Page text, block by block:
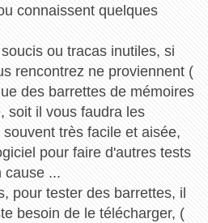
connaissent quelques
ou tracas inutiles, si
rencontrez ne proviennent (
des barrettes de mémoires
soit il vous faudra les
très facile et aisée,
pour faire d'autres tests
cause ...
pour tester des barrettes, il
besoin de le télécharger, (